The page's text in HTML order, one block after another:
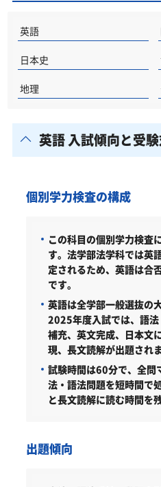
英語
日本史
地理
英語 入試傾向と受
個別学力検査の構成
この科目の個別学力検査
す。法学部法学科では英
定されるため、英語は合
です。
英語は全学部一般選抜の
2025年度入試では、語
補充、英文完成、日本文
現、長文読解が出題されま
試験時間は60分で、全問
法・語法問題を短時間で
と長文読解に読む時間を
出題傾向